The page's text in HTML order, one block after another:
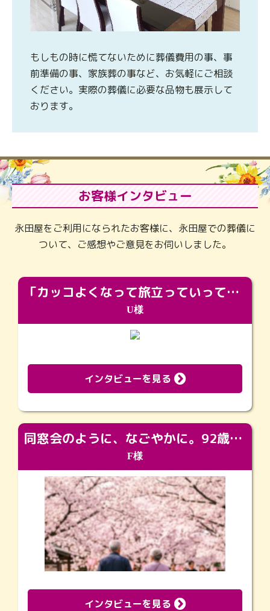
もしもの時に慌てないために葬儀費用の事、事
前準備の事、家族葬の事など、お気軽にご相談
ください。実際の葬儀に必要な品物も展示して
おります。
お客様インタビュー
永田屋をご利用になられたお客様に、永田屋での葬儀に
ついて、ご感想やご意見をお伺いしました。
「カッコよくなって旅立っていってくれました（笑）もっとカッコいいって言ってあげればよかったな」
U様
インタビューを見る
同窓会のように、なごやかに。92歳の旅立ちを彩った、再会と感謝の場
F様
インタビューを見る